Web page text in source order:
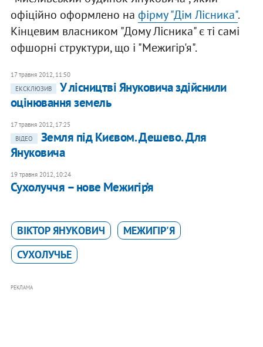
офіційно оформлено на фірму "Дім Лісника".
Кінцевим власником "Дому Лісника" є ті самі
офшорні структури, що і "Межигір'я".
17 травня 2012, 11:50
ЕКСКЛЮЗИВ
У лісництві Януковича здійснили
оцінювання земель
17 травня 2012, 17:25
ВІДЕО
Земля під Києвом. Дешево. Для
Януковича
19 травня 2012, 10:24
Сухолуччя – нове Межигір’я
ВІКТОР ЯНУКОВИЧ
МЕЖИГІР'Я
СУХОЛУЧЬЕ
РЕКЛАМА